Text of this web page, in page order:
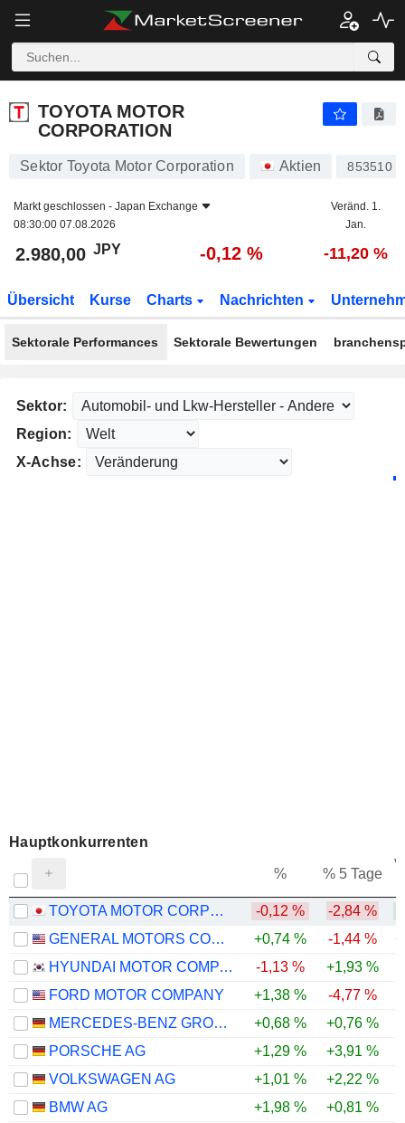
TOYOTA MOTOR
CORPORATION
Sektor Toyota Motor Corporation Aktien 853510
Markt geschlossen - Japan Exchange
08:30:00 07.08.2026
Veränd. 1.
Jan.
2.980,00 JPY -0,12 % -11,20 %
Übersicht Kurse Charts Nachrichten
Sektorale Performances Sektorale Bewertungen
Sektor:
Region:
X-Achse:
Hauptkonkurrenten
% % 5 Tage
TOYOTA MOTOR CORPORATION -0,12 % -2,84 %
GENERAL MOTORS COMPANY
+0,74 % -1,44 %
HYUNDAI MOTOR COMPANY
-1,13 % +1,93 %
FORD MOTOR COMPANY
+1,38 % -4,77 %
MERCEDES-BENZ GROUP AG
+0,68 % +0,76 %
PORSCHE AG
+1,29 % +3,91 %
VOLKSWAGEN AG
+1,01 % +2,22 %
BMW AG
+1,98 % +0,81 %